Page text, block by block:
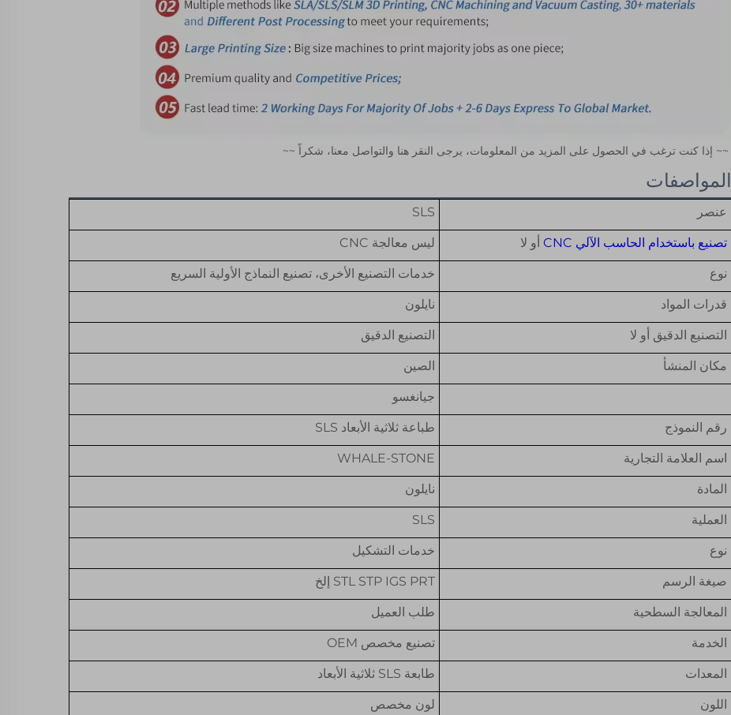
~~ إذا كنت ترغب في الحصول على المزيد من المعلومات، يرجى النقر هنا والتواصل معنا، شكراً ~~
المواصفات
عنصر SLS
تصنيع باستخدام الحاسب الآلي CNC أو لا ليس معالجة CNC
نوع خدمات التصنيع الأخرى، تصنيع النماذج الأولية السريع
قدرات المواد نايلون
التصنيع الدقيق أو لا التصنيع الدقيق
مكان المنشأ الصين
جيانغسو
رقم النموذج طباعة ثلاثية الأبعاد SLS
اسم العلامة التجارية WHALE-STONE
المادة نايلون
العملية SLS
نوع خدمات التشكيل
صيغة الرسم STL STP IGS PRT إلخ
المعالجة السطحية طلب العميل
الخدمة تصنيع مخصص OEM
المعدات طابعة SLS ثلاثية الأبعاد
اللون لون مخصص